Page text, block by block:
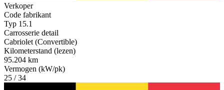
Verkoper
Code fabrikant
Typ 15.1
Carrosserie detail
Cabriolet (Convertible)
Kilometerstand (lezen)
95.204 km
Vermogen (kW/pk)
25 / 34